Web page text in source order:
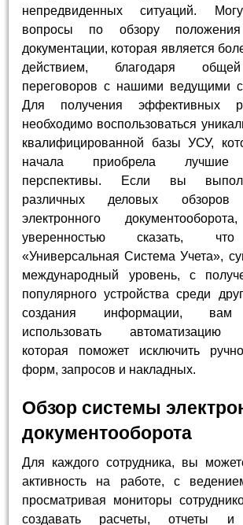
непредвиденных ситуаций.
вопросы по обзору положения
документации, которая является
действием, благодаря
переговоров с нашими ведущими
Для получения эффективных
необходимо воспользоваться
квалифицированной базы УСУ,
начала приобрела лучшие
перспективы. Если вы
различных деловых обзоров
электронного
уверенностью сказать,
«Универсальная Система Учета»,
международный уровень, с
популярного устройства среди
создания информации, вам
использовать автоматизацию
которая поможет исключить
форм, запросов и накладных.
Обзор системы
документооборота
Для каждого сотрудника, вы
активность на работе, с
просматривая мониторы
создавать расчеты, отчеты